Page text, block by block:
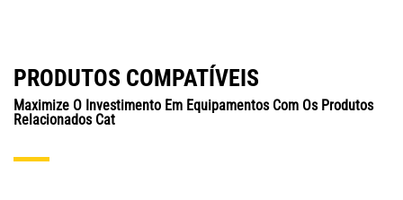
PRODUTOS COMPATÍVEIS
Maximize O Investimento Em Equipamentos Com Os Produtos
Relacionados Cat